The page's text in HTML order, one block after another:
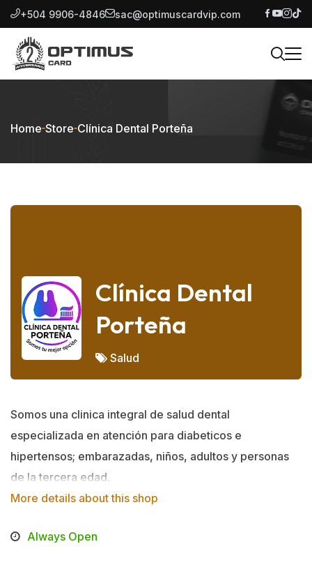
+504 9906-4846 sac@optimuscardvip.com
Home Store Clínica Dental Porteña
Clínica Dental
Porteña
Salud
Somos una clinica integral de salud dental
especializada en atención para diabeticos e
hipertensos; embarazadas, niños, adultos y personas
de la tercera edad.
More details about this shop
Always Open